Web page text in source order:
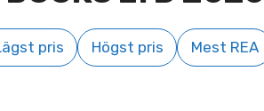
pris Högst pris Mest REA